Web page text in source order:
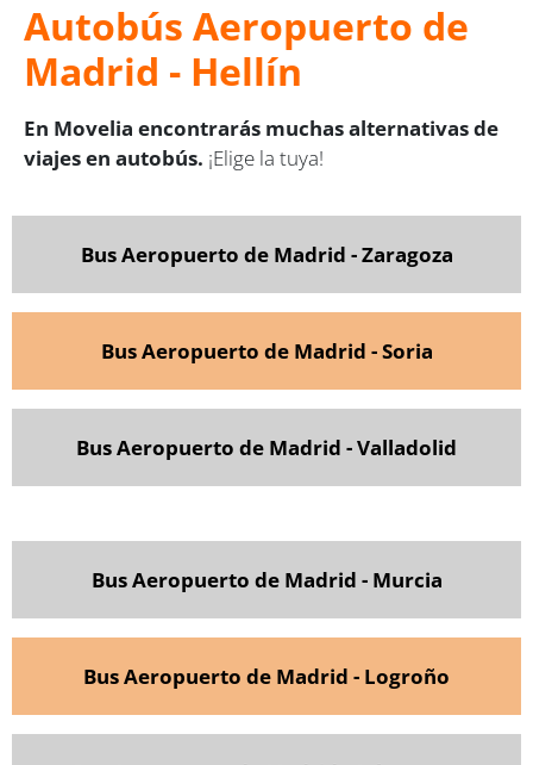
Autobús Aeropuerto de
Madrid - Hellín
En Movelia encontrarás muchas alternativas de
viajes en autobús. ¡Elige la tuya!
Bus Aeropuerto de Madrid - Zaragoza
Bus Aeropuerto de Madrid - Soria
Bus Aeropuerto de Madrid - Valladolid
Bus Aeropuerto de Madrid - Murcia
Bus Aeropuerto de Madrid - Logroño